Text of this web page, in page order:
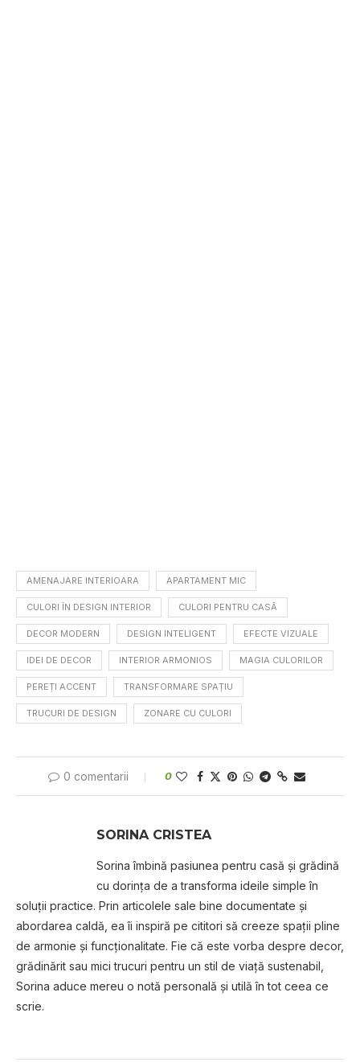
AMENAJARE INTERIOARA APARTAMENT MIC
CULORI ÎN DESIGN INTERIOR CULORI PENTRU CASĂ
DECOR MODERN DESIGN INTELIGENT EFECTE VIZUALE
IDEI DE DECOR INTERIOR ARMONIOS MAGIA CULORILOR
PEREȚI ACCENT TRANSFORMARE SPAȚIU
TRUCURI DE DESIGN ZONARE CU CULORI
0 comentarii 0
SORINA CRISTEA
Sorina îmbină pasiunea pentru casă și grădină
cu dorința de a transforma ideile simple în
soluții practice. Prin articolele sale bine documentate și
abordarea caldă, ea îi inspiră pe cititori să creeze spații pline
de armonie și funcționalitate. Fie că este vorba despre decor,
grădinărit sau mici trucuri pentru un stil de viață sustenabil,
Sorina aduce mereu o notă personală și utilă în tot ceea ce
scrie.